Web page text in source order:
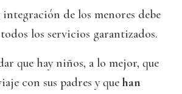
de los menores debe
los servicios garantizados.
que hay niños, a lo mejor, que
con sus padres y que han